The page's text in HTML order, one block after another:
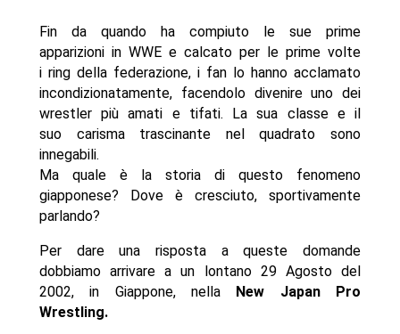
Fin da quando ha compiuto le sue prime
apparizioni in WWE e calcato per le prime volte
i ring della federazione, i fan lo hanno acclamato
incondizionatamente, facendolo divenire uno dei
wrestler più amati e tifati. La sua classe e il
suo carisma trascinante nel quadrato sono
innegabili.
Ma quale è la storia di questo fenomeno
giapponese? Dove è cresciuto, sportivamente
parlando?
Per dare una risposta a queste domande
dobbiamo arrivare a un lontano 29 Agosto del
2002, in Giappone, nella
New Japan Pro
Wrestling.